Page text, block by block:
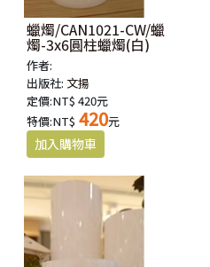
蠟燭/CAN1021-CW/蠟
燭-3x6圓柱蠟燭(白)
作者:
出版社: 文揚
定價:NT$ 420元
特價:NT$ 420元